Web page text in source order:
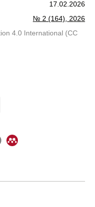
17.02.2026
№ 2 (164), 2026
4.0 International (CC